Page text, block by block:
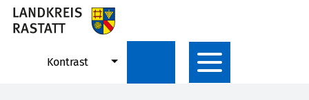
Kontrast